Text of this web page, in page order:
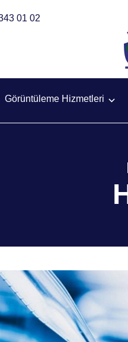
01 02
Görüntüleme Hizmetleri